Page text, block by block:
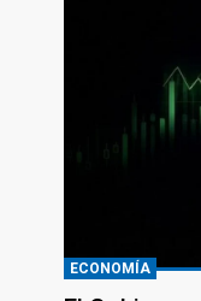
ECONOMÍA